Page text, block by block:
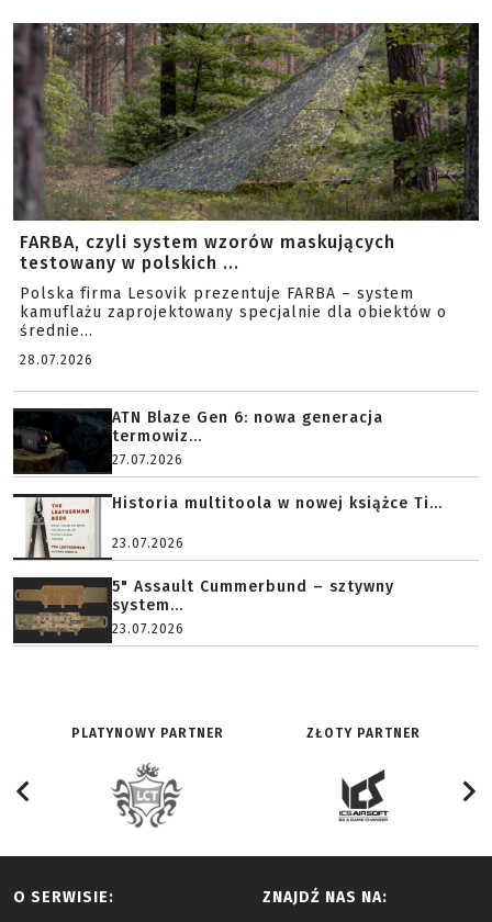
FARBA, czyli system wzorów maskujących
testowany w polskich ...
Polska firma Lesovik prezentuje FARBA – system
kamuflażu zaprojektowany specjalnie dla obiektów o
średnie...
28.07.2026
ATN Blaze Gen 6: nowa generacja
termowiz...
27.07.2026
Historia multitoola w nowej książce Ti...
23.07.2026
5" Assault Cummerbund – sztywny
system...
23.07.2026
PLATYNOWY PARTNER ZŁOTY PARTNER
O SERWISIE: ZNAJDŹ NAS NA: